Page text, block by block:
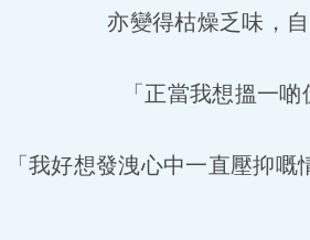
亦變得枯燥乏味，
「正當我想搵一
「我好想發洩心中一直壓抑